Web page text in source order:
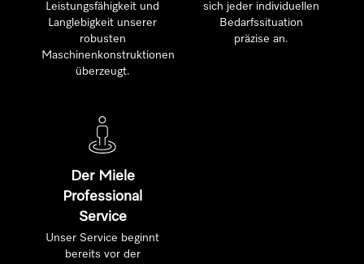
Leistungsfähigkeit und
Langlebigkeit unserer
robusten
Maschinenkonstruktionen
überzeugt.
sich jeder individuellen
Bedarfssituation
präzise an.
Der Miele
Professional
Service
Unser Service beginnt
bereits vor der